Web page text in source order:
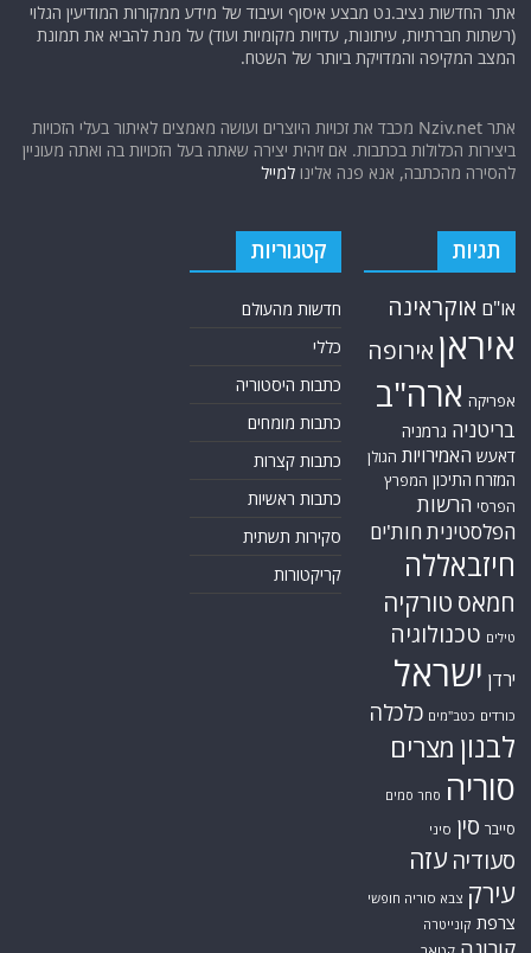
אתר החדשות נציב.נט מבצע איסוף ועיבוד של מידע ממקורות המודיעין הגלוי
(רשתות חברתיות, עיתונות, עדויות מקומיות ועוד) על מנת להביא את תמונת
המצב המקיפה והמדויקת ביותר של השטח.
אתר Nziv.net מכבד את זכויות היוצרים ועושה מאמצים לאיתור בעלי הזכויות
ביצירות הכלולות בכתבות. אם זיהית יצירה שאתה בעל הזכויות בה ואתה מעוניין
להסירה מהכתבה, אנא פנה אלינולמייל
תגיות
או"ם אוקראינה
איראן אירופה
אפריקה ארה"ב
בריטניה גרמניה
דאעש האמירויות הגולן
המזרח התיכון המפרץ
הפרסי הרשות
הפלסטיניתחות'ים
חיזבאללה
חמאס טורקיה
טילים טכנולוגיה
ירדן ישראל
כורדים כטב"מים כלכלה
לבנון מצרים
סוריה סחר סמים
סייבר סין סיני
סעודיה עזה
עירק צבא סוריה חופשי
צרפת קונייטרה
קטגוריות
חדשות מהעולם
כללי
כתבות היסטוריה
כתבות מומחים
כתבות קצרות
כתבות ראשיות
סקירות תשתית
קריקטורות